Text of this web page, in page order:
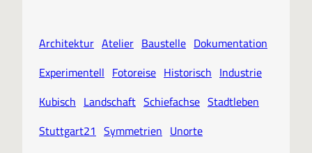
Architektur Atelier Baustelle Dokumentation
Experimentell Fotoreise Historisch Industrie
Kubisch Landschaft Schiefachse Stadtleben
Stuttgart21 Symmetrien Unorte